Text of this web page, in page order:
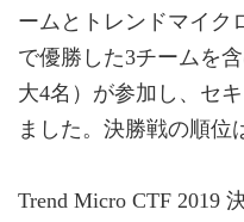
ームとトレンドマイク
で優勝した3チームを
大4名）が参加し、セ
ました。決勝戦の順位
Trend Micro CTF 2019